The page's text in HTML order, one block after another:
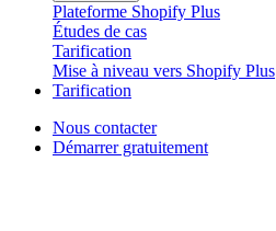
Plateforme Shopify Plus
Études de cas
Tarification
Mise à niveau vers Shopify Plus
Tarification
Nous contacter
Démarrer gratuitement